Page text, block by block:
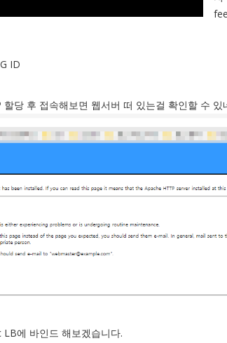
ID
당 후 접속해보면 웹서버 떠 있는걸 확인할 수 있
에 바인드 해보겠습니다.